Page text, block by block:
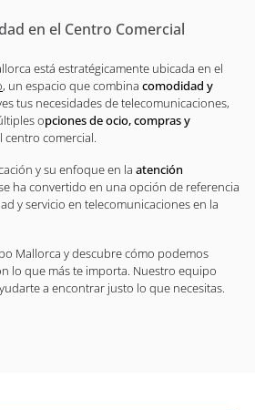
en el Centro Comercial
está estratégicamente ubicada en el
, un espacio que combina comodidad y
tus necesidades de telecomunicaciones,
opciones de ocio, compras y
centro comercial.
y su enfoque en la atención
ha convertido en una opción de referencia
y servicio en telecomunicaciones en la
Mallorca y descubre cómo podemos
lo que más te importa. Nuestro equipo
a encontrar justo lo que necesitas.